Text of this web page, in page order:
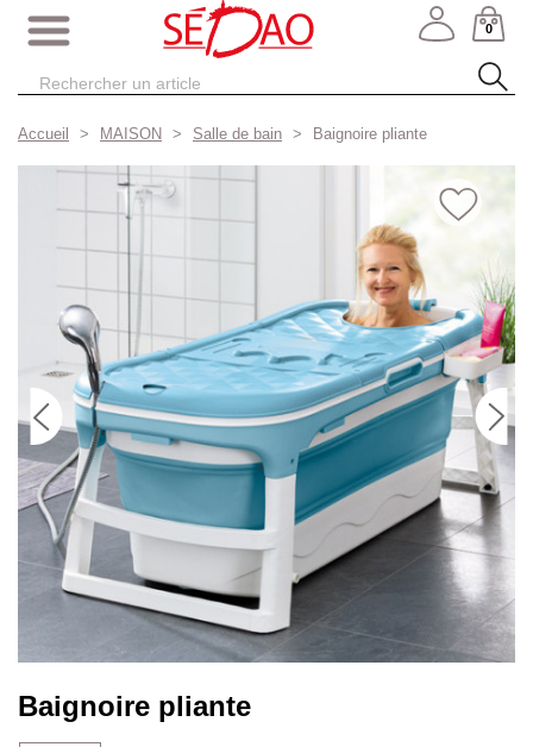
0
Accueil MAISON Salle de bain Baignoire pliante
Baignoire pliante